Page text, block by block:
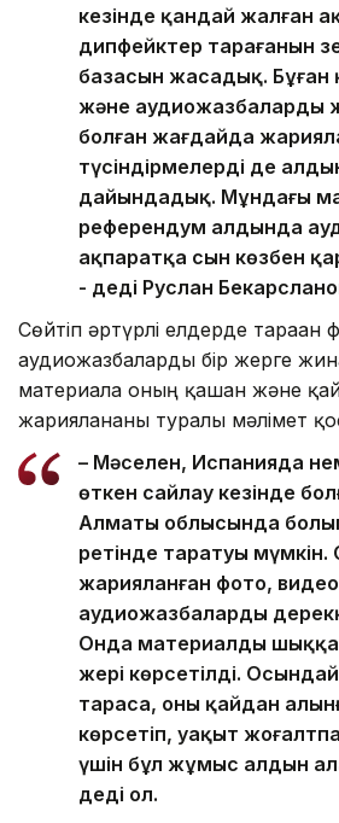
кезінде қандай жалған
дипфейктер тарағанын
базасын жасадық. Бұған
және аудиожазбаларды
болған жағдайда
түсіндірмелерді де
дайындадық. Мұндағы
референдум алдында
ақпаратқа сын көзбен
- деді Руслан
Сөйтіп әртүрлі елдерде
аудиожазбаларды бір жерге
материалға оның қашан және
жарияланғаны туралы мәлімет
– Мәселен, Испанияда
өткен сайлау кезінде
Алматы облысында
ретінде таратуы
жарияланған фото,
аудиожазбалардың
Онда материалдың
жері көрсетілді.
тараса, оның қайдан
көрсетіп, уақыт
үшін бұл жұмыс алдын
деді ол.